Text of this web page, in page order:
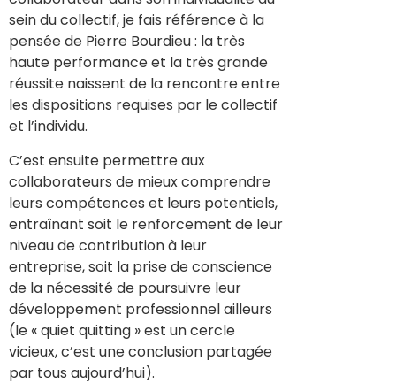
sein du collectif, je fais référence à la
pensée de Pierre Bourdieu : la très
haute performance et la très grande
réussite naissent de la rencontre entre
les dispositions requises par le collectif
et l’individu.
C’est ensuite permettre aux
collaborateurs de mieux comprendre
leurs compétences et leurs potentiels,
entraînant soit le renforcement de leur
niveau de contribution à leur
entreprise, soit la prise de conscience
de la nécessité de poursuivre leur
développement professionnel ailleurs
(le « quiet quitting » est un cercle
vicieux, c’est une conclusion partagée
par tous aujourd’hui).